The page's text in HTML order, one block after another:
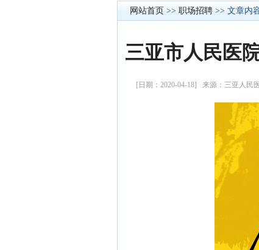
网站首页 >> 职场招聘 >> 文章内
三亚市人民医
[日期：2020-04-18] 来源：三亚人民